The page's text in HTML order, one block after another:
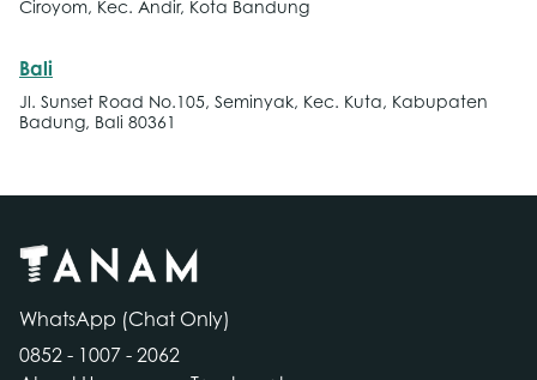
Ciroyom, Kec. Andir, Kota Bandung
Bali
Jl. Sunset Road No.105, Seminyak, Kec. Kuta, Kabupaten
Badung, Bali 80361
WhatsApp (Chat Only)
0852 - 1007 - 2062